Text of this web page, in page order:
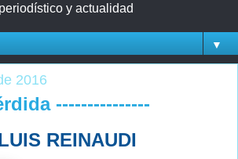
y actualidad
▼
2016
---------------
REINAUDI